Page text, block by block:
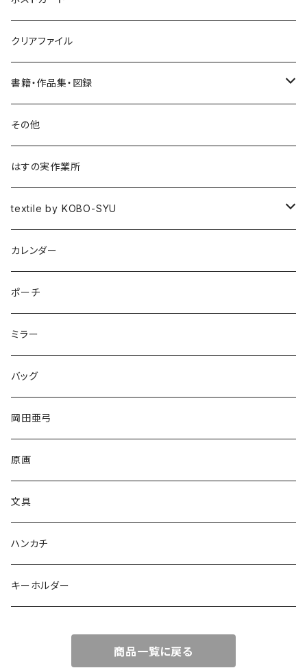
クリアファイル
書籍・作品集・図録
書籍
作品集
図録
その他
はすの実作業所
textile by KOBO-SYU
HISASHI IGARASHI
カレンダー
ポーチ
ミラー
バッグ
岡田亜弓
原画
文具
ハンカチ
キーホルダー
商品一覧に戻る